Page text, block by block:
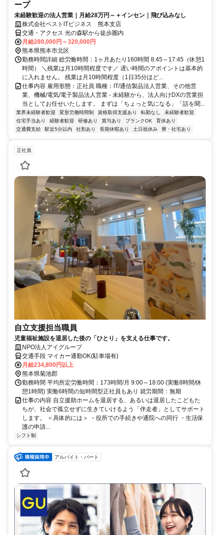
ープ
未経験歓迎の法人営業｜月給28万円～＋インセン｜飛び込みなし
株式会社ベストITビジネス 熊本支店
交通・アクセス 光の森駅から徒歩圏内
月給280,000円～320,000円
熊本県熊本市北区
勤務時間詳細 総労働時間：1ヶ月あたり160時間 8:45～17:45（休憩1
時間） ＼残業は月10時間程度です／ 遅い時間のアポイントは基本的
に入れません。 残業は月10時間程度（1日35分ほど...
仕事内容 雇用形態：正社員 職種：IT/通信製品法人営業、その他営
業、機械/電気/電子製品法人営業 - 未経験から、法人向けDXの営業担
当としてお任せいたします。 まずは「ちょっと気になる」「話を聞...
業界未経験者歓迎 変形労働時間制 資格取得支援あり 転勤なし
未経験者歓迎
住宅手当あり
経験者歓迎 研修あり 賞与あり ブランクOK
育休あり
交通費支給
駅近5分以内 社割あり 長期休暇あり 土日祝休み 寮・社宅あり
正社員
自立支援担当職員
児童福祉施設を退居した後の「ひとり」を支える仕事です。
NPO法人アイグループ
交通手段 マイカー通勤OK(駐車場有)
月給234,800円以上
熊本県菊池郡
勤務時間 平均所定労働時間：173時間/月 9:00～18:00 (実働8時間/休
憩1時間) 実働6時間の短時間型正社員もあり 就労期間：無期
仕事の内容 自立援助ホームを退居する、あるいは退居したこどもた
ちが、社会で孤立せずに生きていけるよう「伴走者」としてサポート
します。 ＜具体的には＞ ・役所での手続きや通院への同行 ・生活保
護の申請...
シフト制
アルバイト・パート